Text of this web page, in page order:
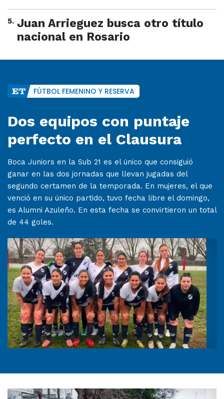
5. Juan Arrieguez busca otro título
nacional en Rosario
FÚTBOL FEMENINO Y RESERVA
Dos equipos con puntaje
perfecto en el Clausura
Boca Juniors en la Sub 21 es el único que consiguió
ganar en las dos jornadas que llevan jugadas del
segundo certamen de la temporada. En mujeres, el que
venció en su único partido, tuvo fecha libre el domingo,
es Alumni Azuleño. En esta fecha se convirtieron un total
de 44 goles.